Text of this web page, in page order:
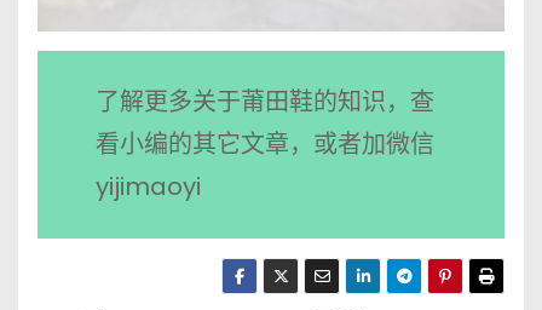
了解更多关于莆田鞋的知识，查
看小编的其它文章，或者加微信
yijimaoyi